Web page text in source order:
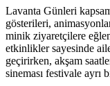
Lavanta Günleri
gösterileri,
minik ziyaretçilere
etkinlikler sayesinde
geçirirken, akşam
sineması festivale ayrı